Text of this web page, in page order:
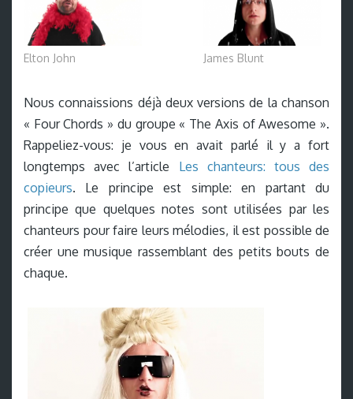
James Blunt
Elton John
Nous connaissions déjà deux versions de la chanson
« Four Chords » du groupe « The Axis of Awesome ».
Rappeliez-vous: je vous en avait parlé il y a fort
longtemps avec l’article Les chanteurs: tous des
copieurs. Le principe est simple: en partant du
principe que quelques notes sont utilisées par les
chanteurs pour faire leurs mélodies, il est possible de
créer une musique rassemblant des petits bouts de
chaque.